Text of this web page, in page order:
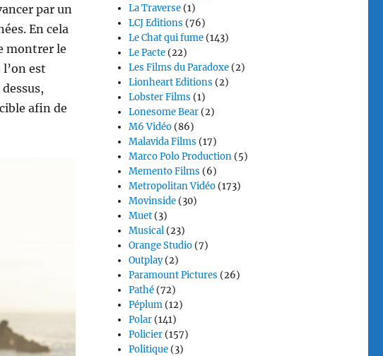
par un
En cela
montrer le
est
afin de
La Traverse (1)
LCJ Editions (76)
Le Chat qui fume (143)
Le Pacte (22)
Les Films du Paradoxe (2)
Lionheart Editions (2)
Lobster Films (1)
Lonesome Bear (2)
M6 Vidéo (86)
Malavida Films (17)
Marco Polo Production (5)
Memento Films (6)
Metropolitan Vidéo (173)
Movinside (30)
Muet (3)
Musical (23)
Orange Studio (7)
Outplay(2)
Paramount Pictures (26)
Pathé (72)
Péplum (12)
Polar (141)
Policier (157)
Politique (3)